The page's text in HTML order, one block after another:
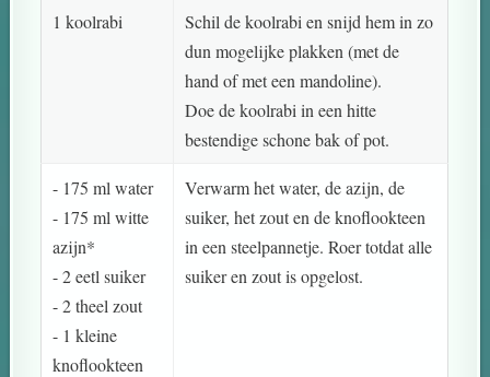
1 koolrabi
Schil de koolrabi en snijd hem in zo
dun mogelijke plakken (met de
hand of met een mandoline).
Doe de koolrabi in een hitte
bestendige schone bak of pot.
- 175 ml water
- 175 ml witte
azijn*
- 2 eetl suiker
- 2 theel zout
- 1 kleine
knoflookteen
Verwarm het water, de azijn, de
suiker, het zout en de knoflookteen
in een steelpannetje. Roer totdat alle
suiker en zout is opgelost.